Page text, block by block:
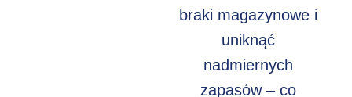
braki magazynowe i
uniknąć
nadmiernych
zapasów – co